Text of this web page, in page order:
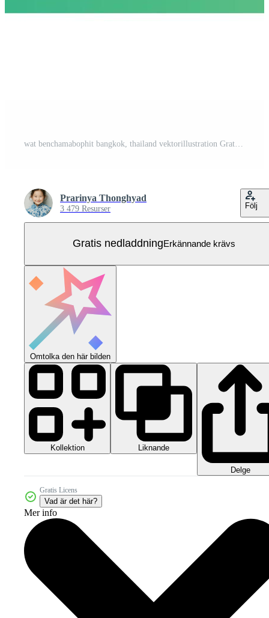
Prarinya Thonghyad
3 479 Resurser Följ
Gratis nedladdningErkännande krävs
Omtolka den här bilden
Kollektion Liknande
Delge
Gratis Licens
Vad är det här?
Mer info